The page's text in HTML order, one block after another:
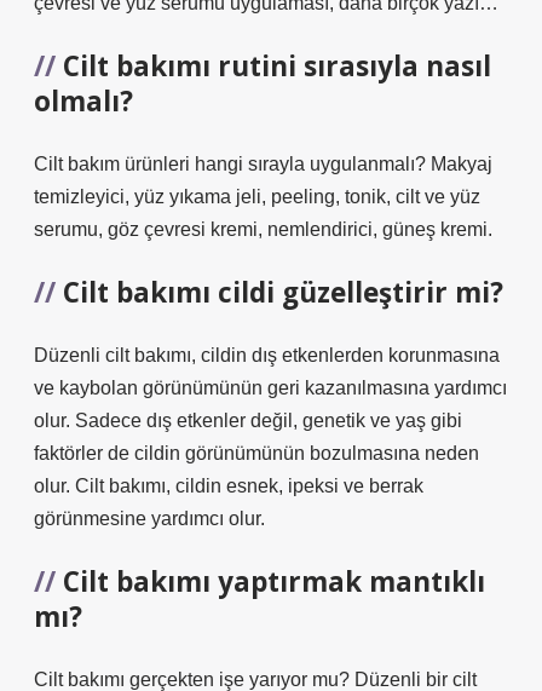
Cilt bakımı rutini sırasıyla nasıl
olmalı?
Cilt bakım ürünleri hangi sırayla uygulanmalı? Makyaj
temizleyici, yüz yıkama jeli, peeling, tonik, cilt ve yüz
serumu, göz çevresi kremi, nemlendirici, güneş kremi.
Cilt bakımı cildi güzelleştirir mi?
Düzenli cilt bakımı, cildin dış etkenlerden korunmasına
ve kaybolan görünümünün geri kazanılmasına yardımcı
olur. Sadece dış etkenler değil, genetik ve yaş gibi
faktörler de cildin görünümünün bozulmasına neden
olur. Cilt bakımı, cildin esnek, ipeksi ve berrak
görünmesine yardımcı olur.
Cilt bakımı yaptırmak mantıklı
mı?
Cilt bakımı gerçekten işe yarıyor mu? Düzenli bir cilt